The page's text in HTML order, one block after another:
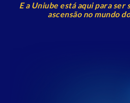
E a Uniube está aqui para ser
ascensão no mundo